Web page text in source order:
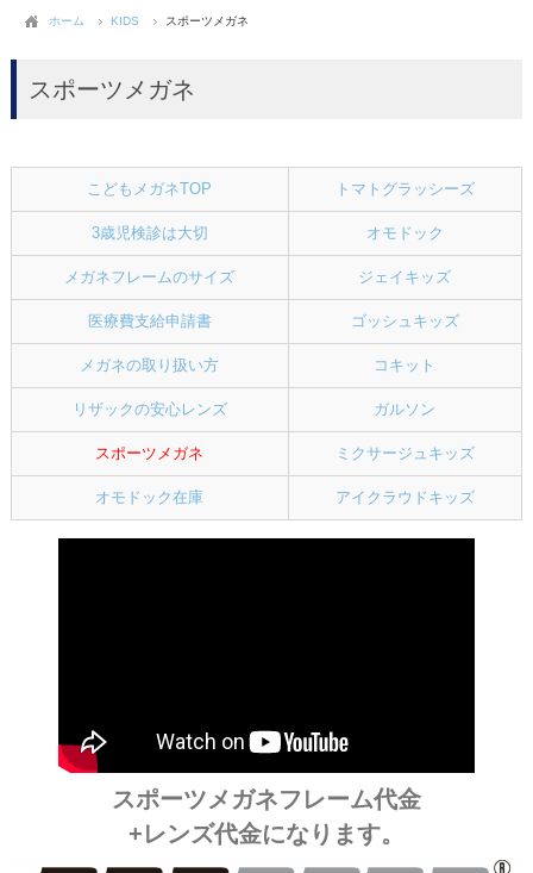
ホーム KIDS スポーツメガネ
スポーツメガネ
こどもメガネTOP トマトグラッシーズ
3歳児検診は大切 オモドック
メガネフレームのサイズ ジェイキッズ
医療費支給申請書 ゴッシュキッズ
メガネの取り扱い方 コキット
リザックの安心レンズ ガルソン
スポーツメガネ ミクサージュキッズ
オモドック在庫 アイクラウドキッズ
スポーツメガネフレーム代金
+レンズ代金になります。